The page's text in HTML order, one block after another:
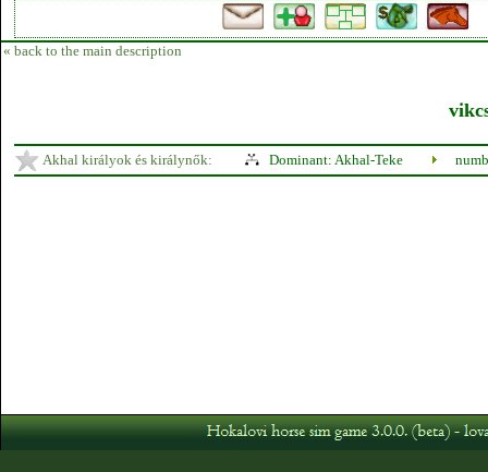
« back to the main description
Akhal királyok és királynők: Dominant: Akhal-Teke